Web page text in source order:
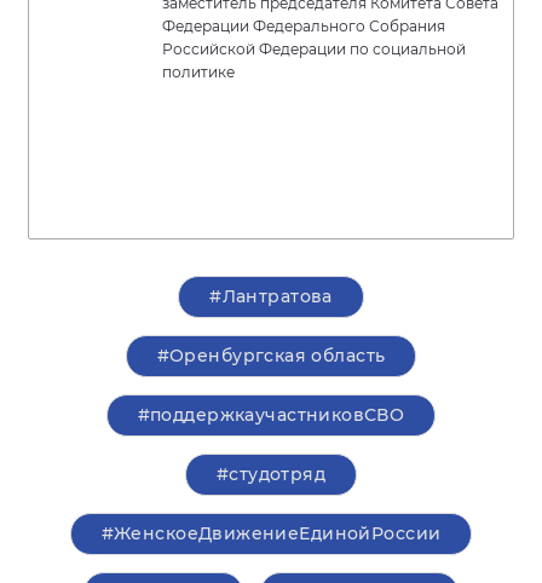
Федерации Федерального Собрания
Российской Федерации по социальной
политике
#Лантратова
#Оренбургская область
#поддержкаучастниковСВО
#студотряд
#ЖенскоеДвижениеЕдинойРоссии